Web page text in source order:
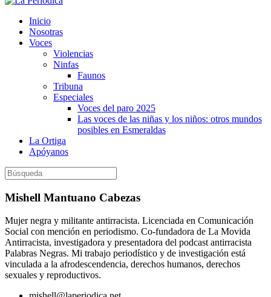
Inicio
Nosotras
Voces
Violencias
Ninfas
Faunos
Tribuna
Especiales
Voces del paro 2025
Las voces de las niñas y los niños: otros mundos
posibles en Esmeraldas
La Ortiga
Apóyanos
Mishell Mantuano Cabezas
Mujer negra y militante antirracista. Licenciada en Comunicación
Social con mención en periodismo. Co-fundadora de La Movida
Antirracista, investigadora y presentadora del podcast antirracista
Palabras Negras. Mi trabajo periodístico y de investigación está
vinculada a la afrodescendencia, derechos humanos, derechos
sexuales y reproductivos.